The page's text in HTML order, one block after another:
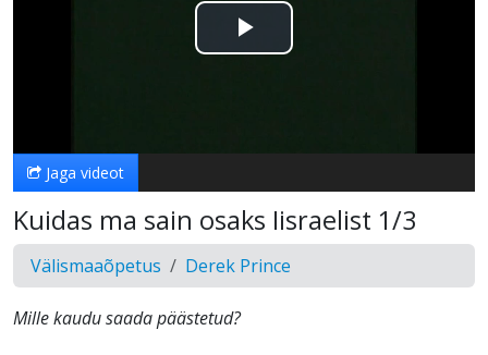
Esita
Jaga videot
Kuidas ma sain osaks Iisraelist 1/3
Välismaaõpetus Derek Prince
Mille kaudu saada päästetud?